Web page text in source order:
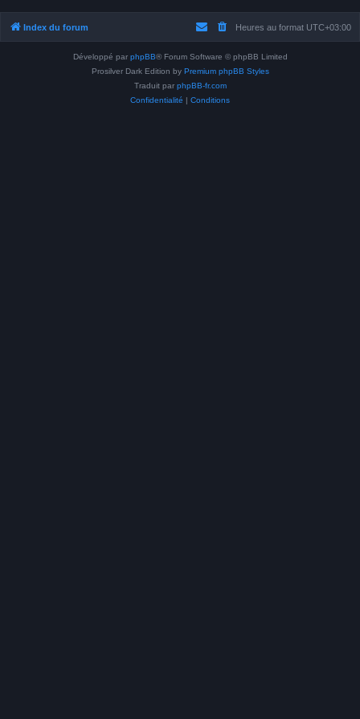
Index du forum Heures au format UTC+03:00
Développé par phpBB® Forum Software © phpBB Limited
Prosilver Dark Edition by Premium phpBB Styles
Traduit par phpBB-fr.com
Confidentialité | Conditions